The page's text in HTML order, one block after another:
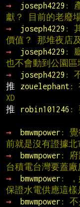
→
joseph4229 :
獻？ 目前的老廢
→
joseph4229 :
價值？ 那堆夜店
→
joseph4229 :
也不會動到公園區
→
joseph4229 :
推
zouelephant :
XD
推
robin101246 :
→
bmwmpower : 覺
前就是沒有證據北
→
bmwmpower : 府
台積電台灣要蓋廠
→
bmwmpower : ，
保證水電供應這樣
→
bmwmpower : 不